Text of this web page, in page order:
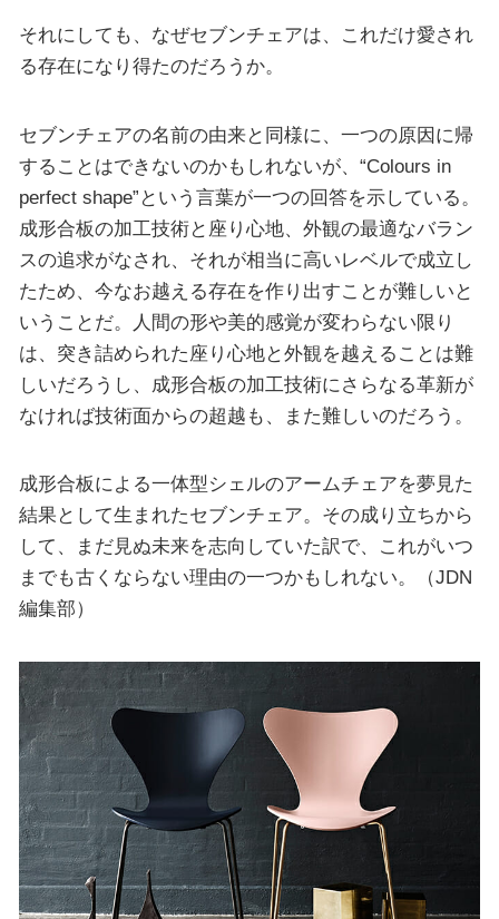
それにしても、なぜセブンチェアは、これだけ愛され
る存在になり得たのだろうか。
セブンチェアの名前の由来と同様に、一つの原因に帰
することはできないのかもしれないが、“Colours in
perfect shape”という言葉が一つの回答を示している。
成形合板の加工技術と座り心地、外観の最適なバラン
スの追求がなされ、それが相当に高いレベルで成立し
たため、今なお越える存在を作り出すことが難しいと
いうことだ。人間の形や美的感覚が変わらない限り
は、突き詰められた座り心地と外観を越えることは難
しいだろうし、成形合板の加工技術にさらなる革新が
なければ技術面からの超越も、また難しいのだろう。
成形合板による一体型シェルのアームチェアを夢見た
結果として生まれたセブンチェア。その成り立ちから
して、まだ見ぬ未来を志向していた訳で、これがいつ
までも古くならない理由の一つかもしれない。（JDN
編集部）